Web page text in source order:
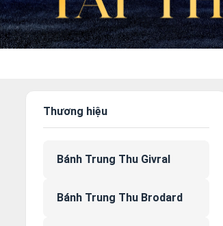
Thương hiệu
Bánh Trung Thu Givral
Bánh Trung Thu Brodard